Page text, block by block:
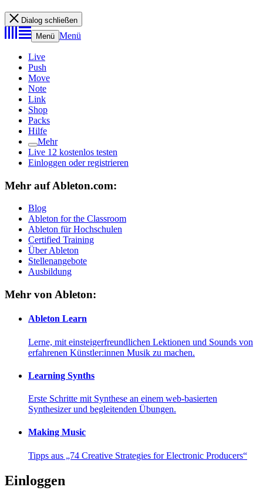
Dialog schließen
Menü Menü
Live
Push
Move
Note
Link
Shop
Packs
Hilfe
Mehr
Live 12 kostenlos testen
Einloggen oder registrieren
Mehr auf Ableton.com:
Blog
Ableton for the Classroom
Ableton für Hochschulen
Certified Training
Über Ableton
Stellenangebote
Ausbildung
Mehr von Ableton:
Ableton Learn
Lerne, mit einsteigerfreundlichen Lektionen und Sounds von
erfahrenen Künstler:innen Musik zu machen.
Learning Synths
Erste Schritte mit Synthese an einem web-basierten
Synthesizer und begleitenden Übungen.
Making Music
Tipps aus „74 Creative Strategies for Electronic Producers“
Einloggen